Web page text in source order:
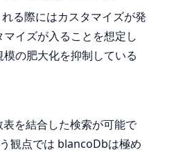
る際にはカスタマイズが発
イズが入ることを想定し
の肥大化を抑制している
を結合した検索が可能で
観点では blancoDbは極め